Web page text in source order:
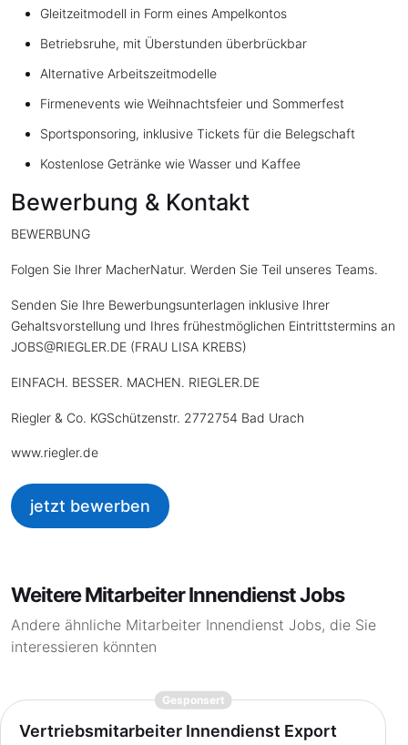
Gleitzeitmodell in Form eines Ampelkontos
Betriebsruhe, mit Überstunden überbrückbar
Alternative Arbeitszeitmodelle
Firmenevents wie Weihnachtsfeier und Sommerfest
Sportsponsoring, inklusive Tickets für die Belegschaft
Kostenlose Getränke wie Wasser und Kaffee
Bewerbung & Kontakt
BEWERBUNG
Folgen Sie Ihrer MacherNatur. Werden Sie Teil unseres Teams.
Senden Sie Ihre Bewerbungsunterlagen inklusive Ihrer
Gehaltsvorstellung und Ihres frühestmöglichen Eintrittstermins an
JOBS@RIEGLER.DE (FRAU LISA KREBS)
EINFACH. BESSER. MACHEN. RIEGLER.DE
Riegler & Co. KGSchützenstr. 2772754 Bad Urach
www.riegler.de
jetzt bewerben
Weitere Mitarbeiter Innendienst Jobs
Andere ähnliche Mitarbeiter Innendienst Jobs, die Sie
interessieren könnten
Gesponsert{prompt.job}
Vertriebsmitarbeiter Innendienst Export